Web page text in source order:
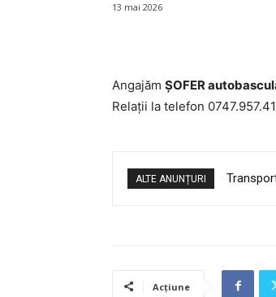
13 mai 2026
Angajăm ȘOFER
Relații la telefon
ALTE ANUNȚURI
Acțiune